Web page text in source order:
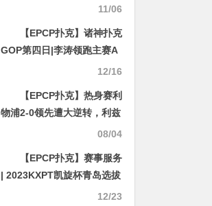
11/06
【EPCP扑克】诸神扑克
GOP第四日|李涛领跑主赛A
组，赵洪军超豪赛，孙建峰
12/16
【EPCP扑克】热身赛利
物浦2-0领先遭大逆转，利兹
联连灌四球送伊劳拉首败08/04
【EPCP扑克】赛事服务
| 2023KXPT凯旋杯青岛选拔
12/23